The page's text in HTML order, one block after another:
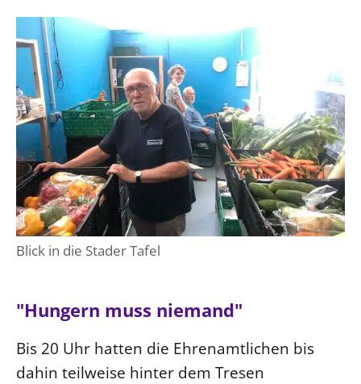
Blick in die Stader Tafel
"Hungern muss niemand"
Bis 20 Uhr hatten die Ehrenamtlichen bis
dahin teilweise hinter dem Tresen